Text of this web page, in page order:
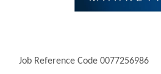
Job Reference Code 0077256986